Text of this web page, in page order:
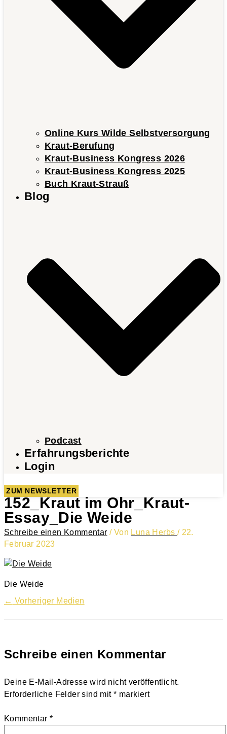
Online Kurs Wilde Selbstversorgung
Kraut-Berufung
Kraut-Business Kongress 2026
Kraut-Business Kongress 2025
Buch Kraut-Strauß
Blog
Podcast
Erfahrungsberichte
Login
ZUM NEWSLETTER
152_Kraut im Ohr_Kraut-
Essay_Die Weide
Schreibe einen Kommentar / Von Luna Herbs / 22.
Februar 2023
Die Weide
← Vorheriger Medien
Schreibe einen Kommentar
Deine E-Mail-Adresse wird nicht veröffentlicht.
Erforderliche Felder sind mit * markiert
Kommentar*